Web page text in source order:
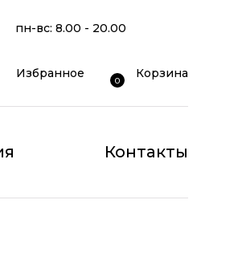
пн-вс: 8.00 - 20.00
Избранное
0
Корзина
Контакты